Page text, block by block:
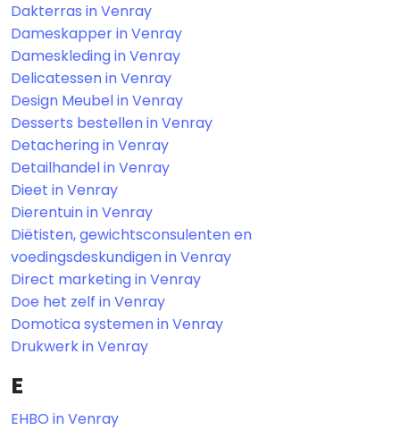
Dakterras in Venray
Dameskapper in Venray
Dameskleding in Venray
Delicatessen in Venray
Design Meubel in Venray
Desserts bestellen in Venray
Detachering in Venray
Detailhandel in Venray
Dieet in Venray
Dierentuin in Venray
Diëtisten, gewichtsconsulenten en
voedingsdeskundigen in Venray
Direct marketing in Venray
Doe het zelf in Venray
Domotica systemen in Venray
Drukwerk in Venray
E
EHBO in Venray